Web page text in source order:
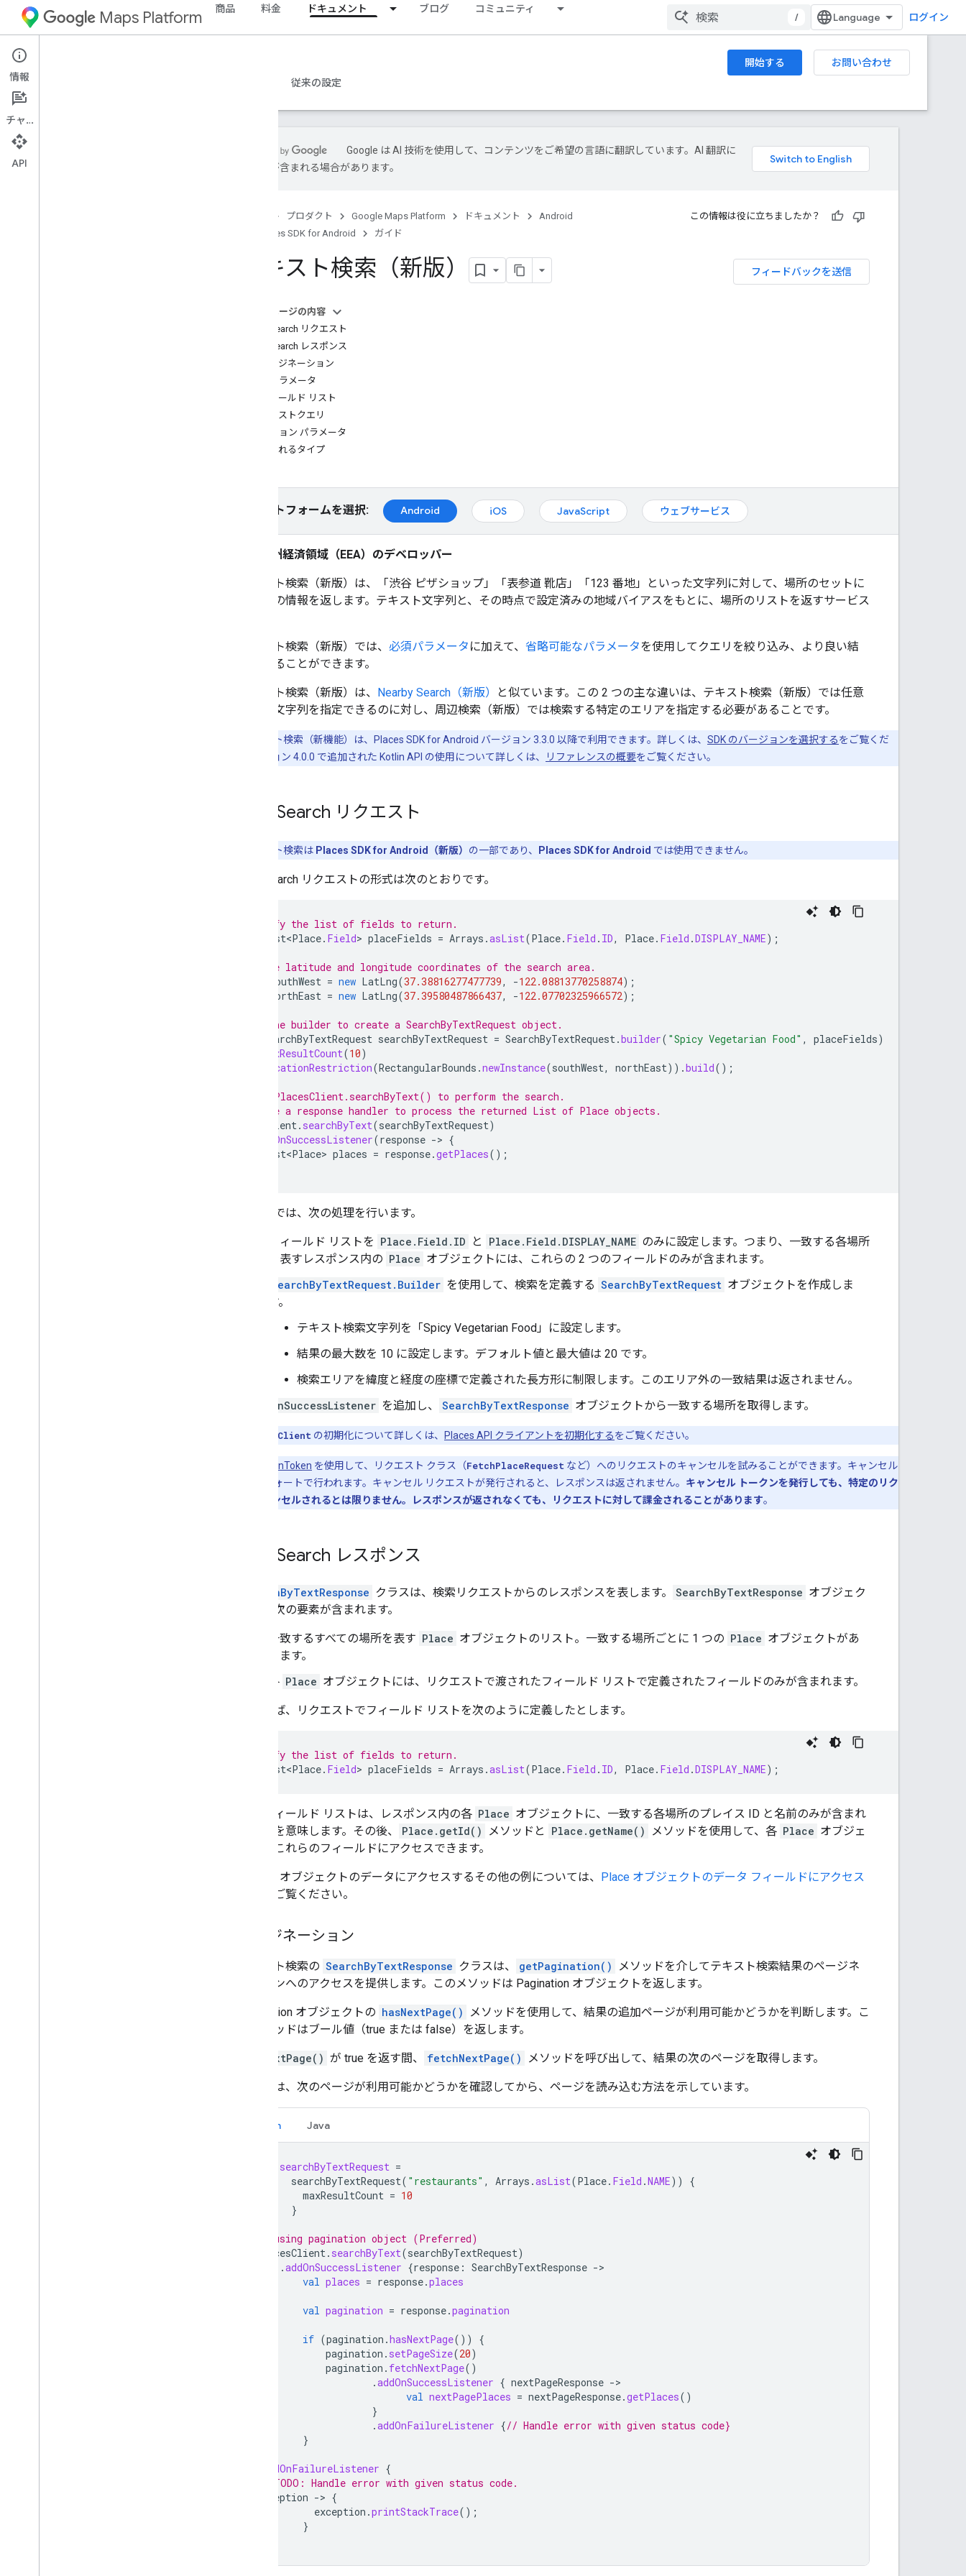
Maps Platform 商品 料金 ドキュメント ブログ コミュニティ
/ ログイン
Android 開始する
お問い合わせ
ガイド
従来の設定
Google は AI 技術を使用して、コンテンツをご希望の言語に翻訳しています。AI 翻訳に
は誤りが含まれる場合があります。
プロダクト Google Maps Platform ドキュメント
Android
Places SDK for Android
ガイド
この情報は役に立ちましたか？
フィードバックを送信
テキスト検索（新版）
このページの内容
Text Search リクエスト
Text Search レスポンス
ページネーション
必須パラメータ
フィールド リスト
テキストクエリ
オプション パラメータ
含まれるタイプ
プラットフォームを選択: Android iOS JavaScript ウェブサービス
欧州経済領域（EEA）のデベロッパー
テキスト検索（新版）は、「渋谷 ピザショップ」「表参道 靴店」「123 番地」といった文字列に対して、場所のセットに
ついての情報を返します。テキスト文字列と、その時点で設定済みの地域バイアスをもとに、場所のリストを返すサービス
テキスト検索（新版）では、 必須パラメータ に加えて、 省略可能なパラメータを使用してクエリを絞り込み、より良い結
果を得ることができます。
テキスト検索（新版）は、 Nearby Search（新版）
と似ています。この 2 つの主な違いは、テキスト検索（新版）では任意
の検索文字列を指定できるのに対し、周辺検索（新版）では検索する特定のエリアを指定する必要があることです。
テキスト検索（新機能）は、Places SDK for Android バージョン 3.3.0 以降で利用できます。詳しくは、 SDK のバージョンを選択するをご覧くだ
さい。バージョン 4.0.0 で追加された Kotlin API の使用について詳しくは、
リファレンスの概要をご覧ください。
Text Search リクエスト
テキスト検索は Places SDK for Android（新版） の一部であり、 Places SDK for Android では使用できません。
Text Search リクエストの形式は次のとおりです。
// Specify the list of fields to return.
List<Place. Field> placeFields = Arrays .asList(Place. Field . ID, Place. Field .DISPLAY_NAME);
// Define latitude and longitude coordinates of the search area.
southWest = new LatLng(37.38816277477739, -122.08813770258874);
northEast = new LatLng(37.39580487866437, -122.07702325966572);
// Use the builder to create a SearchByTextRequest object.
SearchByTextRequest searchByTextRequest = SearchByTextRequest.builder( "Spicy Vegetarian Food" , placeFields)
setMaxResultCount(10)
setLocationRestriction(RectangularBounds .newInstance(southWest, northEast)).build();
// Call PlacesClient.searchByText() to perform the search.
// Define a response handler to process the returned List of Place objects.
placesClient. searchByText(searchByTextRequest)
addOnSuccessListener(response -> {
List<Place> places = response.getPlaces();
この例では、次の処理を行います。
フィールド リストを Place.Field.ID と Place.Field.DISPLAY_NAME のみに設定します。つまり、一致する各場所
を表すレスポンス内の Place オブジェクトには、これらの 2 つのフィールドのみが含まれます。
SearchByTextRequest.Builder を使用して、検索を定義する SearchByTextRequest オブジェクトを作成しま
す。
テキスト検索文字列を「Spicy Vegetarian Food」に設定します。
結果の最大数を 10 に設定します。デフォルト値と最大値は 20 です。
検索エリアを緯度と経度の座標で定義された長方形に制限します。このエリア外の一致結果は返されません。
OnSuccessListener を追加し、 SearchByTextResponse オブジェクトから一致する場所を取得します。
PlacesClient の初期化について詳しくは、 Places API クライアントを初期化するをご覧ください。
CancellationToken を使用して、リクエスト クラス（FetchPlaceRequest など）へのリクエストのキャンセルを試みることができます。キャンセル
はベスト エフォートで行われます。キャンセル リクエストが発行されると、レスポンスは返されません。 キャンセル トークンを発行しても、特定のリク
エストがキャンセルされるとは限りません。レスポンスが返されなくても、リクエストに対して課金されることがあります。
Text Search レスポンス
SearchByTextResponse クラスは、検索リクエストからのレスポンスを表します。 SearchByTextResponse オブジェク
トには次の要素が含まれます。
一致するすべての場所を表す Place オブジェクトのリスト。一致する場所ごとに 1 つの Place オブジェクトがあ
ります。
各 Place オブジェクトには、リクエストで渡されたフィールド リストで定義されたフィールドのみが含まれます。
たとえば、リクエストでフィールド リストを次のように定義したとします。
// Specify the list of fields to return.
List<Place. Field> placeFields = Arrays .asList(Place. Field . ID, Place. Field .DISPLAY_NAME);
このフィールド リストは、レスポンス内の各 Place オブジェクトに、一致する各場所のプレイス ID と名前のみが含まれ
ることを意味します。その後、
Place.getId() メソッドと Place.getName() メソッドを使用して、各 Place オブジェ
クトのこれらのフィールドにアクセスできます。
オブジェクトのデータにアクセスするその他の例については、 Place オブジェクトのデータ フィールドにアクセス
をご覧ください。
ページネーション
テキスト検索の SearchByTextResponse クラスは、 getPagination()
メソッドを介してテキスト検索結果のページネ
ーションへのアクセスを提供します。このメソッドは Pagination オブジェクトを返します。
Pagination オブジェクトの hasNextPage()
メソッドを使用して、結果の追加ページが利用可能かどうかを判断します。こ
のメソッドはブール値（true または false）を返します。
hasNextPage() が true を返す間、 fetchNextPage() メソッドを呼び出して、結果の次のページを取得します。
次の例は、次のページが利用可能かどうかを確認してから、ページを読み込む方法を示しています。
Kotlin Java
searchByTextRequest =
searchByTextRequest( "restaurants" , Arrays .asList(Place. Field .NAME))
{
maxResultCount = 10
}
// using pagination object (Preferred)
placesClient. searchByText(searchByTextRequest)
.addOnSuccessListener {response : SearchByTextResponse -
val places = response.places
val pagination = response.pagination
if (pagination .hasNextPage())
{
pagination . setPageSize(20)
pagination . fetchNextPage()
.addOnSuccessListener { nextPageResponse -
val nextPagePlaces = nextPageResponse.getPlaces()
}
.addOnFailureListener {// Handle error with given status code}
}
addOnFailureListener {
// TODO: Handle error with given status code.
exception -> {
exception .printStackTrace();
}
情報
チャット
API